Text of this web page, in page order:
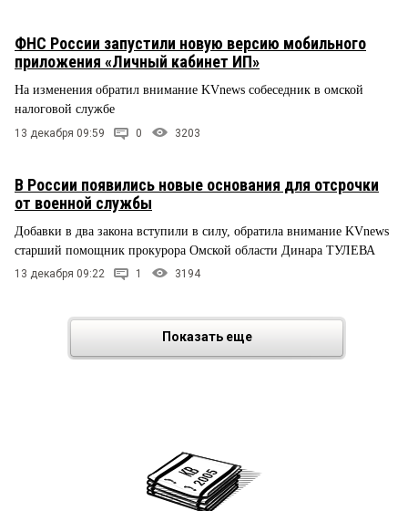
ФНС России запустили новую версию мобильного
приложения «Личный кабинет ИП»
На изменения обратил внимание KVnews собеседник в омской
налоговой службе
13 декабря 09:59 0 3203
В России появились новые основания для отсрочки
от военной службы
Добавки в два закона вступили в силу, обратила внимание KVnews
старший помощник прокурора Омской области Динара ТУЛЕВА
13 декабря 09:22 1 3194
Показать еще